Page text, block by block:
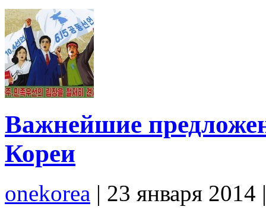
Важнейшие
Кореи
onekorea | 23 января 2014